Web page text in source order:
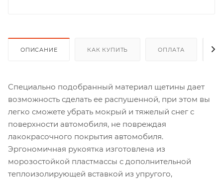
ОПИСАНИЕ КАК КУПИТЬ ОПЛАТА
Специально подобранный материал щетины дает
возможность сделать ее распушенной, при этом вы
легко сможете убрать мокрый и тяжелый снег с
поверхности автомобиля, не повреждая
лакокрасочного покрытия автомобиля.
Эргономичная рукоятка изготовлена из
морозостойкой пластмассы с дополнительной
теплоизолирующей вставкой из упругого,